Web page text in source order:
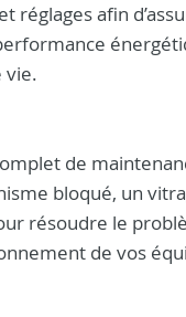
réglages afin
vie.
de
bloqué, un
résoudre le
de vos